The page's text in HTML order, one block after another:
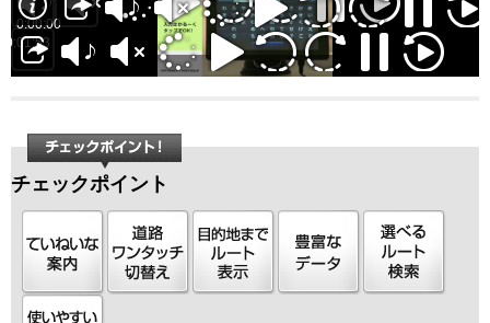
0:00:00
0:01:53
チェックポイント